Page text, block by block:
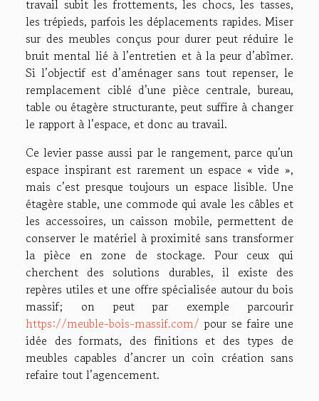
travail subit les frottements, les chocs, les tasses,
les trépieds, parfois les déplacements rapides. Miser
sur des meubles conçus pour durer peut réduire le
bruit mental lié à l’entretien et à la peur d’abîmer.
Si l’objectif est d’aménager sans tout repenser, le
remplacement ciblé d’une pièce centrale, bureau,
table ou étagère structurante, peut suffire à changer
le rapport à l’espace, et donc au travail.
Ce levier passe aussi par le rangement, parce qu’un
espace inspirant est rarement un espace « vide »,
mais c’est presque toujours un espace lisible. Une
étagère stable, une commode qui avale les câbles et
les accessoires, un caisson mobile, permettent de
conserver le matériel à proximité sans transformer
la pièce en zone de stockage. Pour ceux qui
cherchent des solutions durables, il existe des
repères utiles et une offre spécialisée autour du bois
massif; on peut par exemple parcourir
https://meuble-bois-massif.com/ pour se faire une
idée des formats, des finitions et des types de
meubles capables d’ancrer un coin création sans
refaire tout l’agencement.